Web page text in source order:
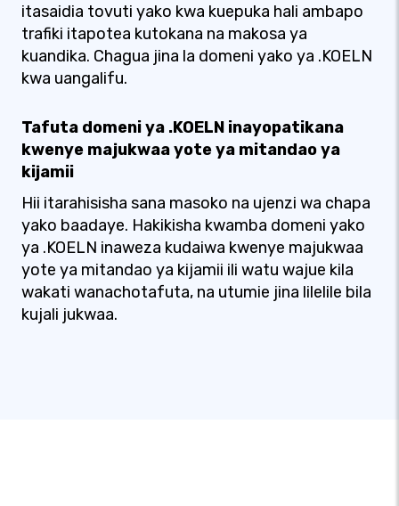
itasaidia tovuti yako kwa kuepuka hali ambapo
trafiki itapotea kutokana na makosa ya
kuandika. Chagua jina la domeni yako ya .KOELN
kwa uangalifu.
Tafuta domeni ya .KOELN inayopatikana
kwenye majukwaa yote ya mitandao ya
kijamii
Hii itarahisisha sana masoko na ujenzi wa chapa
yako baadaye. Hakikisha kwamba domeni yako
ya .KOELN inaweza kudaiwa kwenye majukwaa
yote ya mitandao ya kijamii ili watu wajue kila
wakati wanachotafuta, na utumie jina lilelile bila
kujali jukwaa.